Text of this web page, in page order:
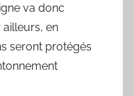
va donc
en
seront protégés